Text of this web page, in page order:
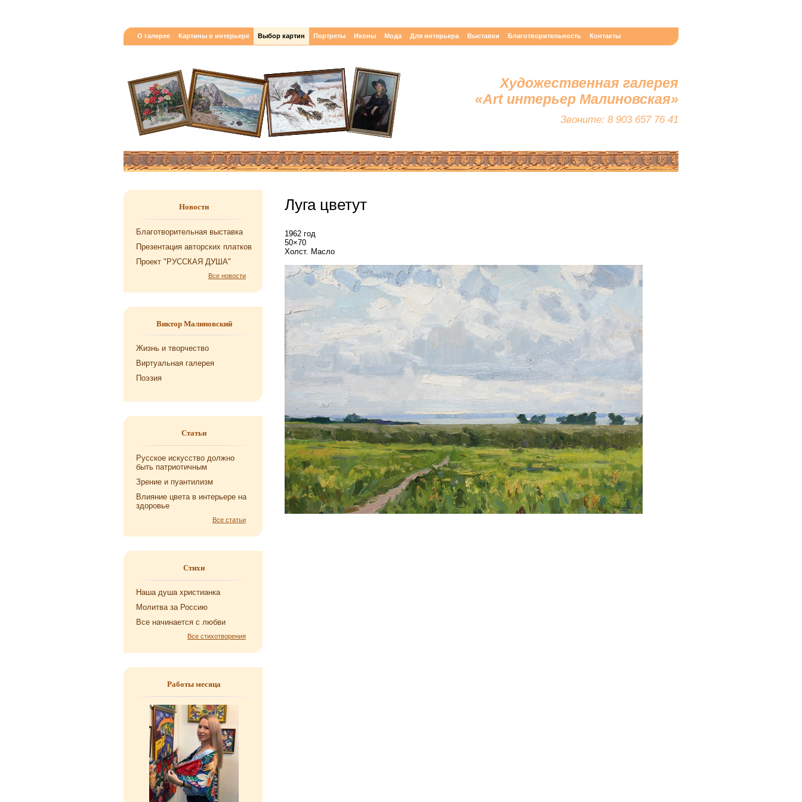
О галерее Картины в интерьере Выбор картин Портреты Иконы Мода Для интерьера Выставки Благотворительность Контакты
Художественная галерея
«Art интерьер Малиновская»
Звоните: 8 903 657 76 41
Новости
Благотворительная выставка
Презентация авторских платков
Проект "РУССКАЯ ДУША"
Все новости
Виктор Малиновский
Жизнь и творчество
Виртуальная галерея
Поэзия
Статьи
Русское искусство должно
быть патриотичным
Зрение и пуантилизм
Влияние цвета в интерьере на
здоровье
Все статьи
Стихи
Наша душа хри­сти­ан­ка
Мо­лит­ва за Рос­сию
Все на­чи­на­ет­ся с любви
Все стихотворения
Работы месяца
Луга цветут
1962 год
50×70
Холст. Масло